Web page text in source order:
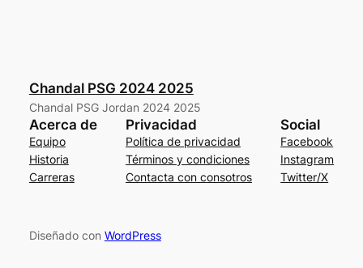
Chandal PSG 2024 2025
Chandal PSG Jordan 2024 2025
Acerca de
Equipo
Historia
Carreras
Privacidad
Política de privacidad
Términos y condiciones
Contacta con consotros
Social
Facebook
Instagram
Twitter/X
Diseñado con WordPress